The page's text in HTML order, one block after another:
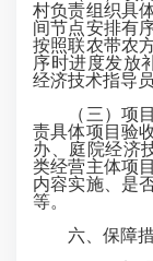
村负责组织具
间节点安排有
按照联农带农
序时进度发放
经济技术指导员
（三）项目
责具体项目验
办、庭院经济
类经营主体项
内容实施、是
等。
六、保障